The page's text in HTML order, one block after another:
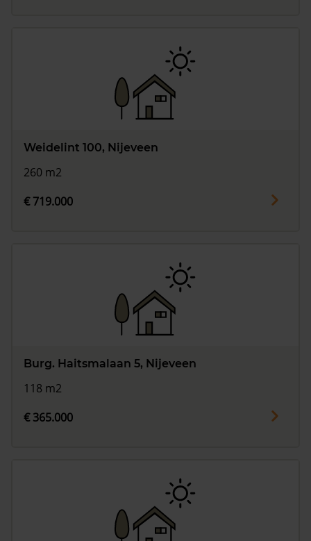
Weidelint 100, Nijeveen
260 m2
€ 719.000
Burg. Haitsmalaan 5, Nijeveen
118 m2
€ 365.000